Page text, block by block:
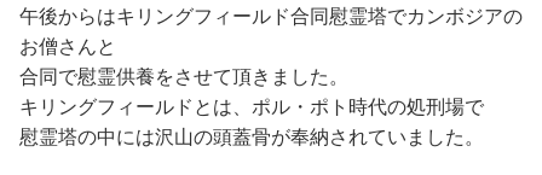
午後からはキリングフィールド合同慰霊塔でカンボジアの
お僧さんと
合同で慰霊供養をさせて頂きました。
キリングフィールドとは、ポル・ポト時代の処刑場で
慰霊塔の中には沢山の頭蓋骨が奉納されていました。